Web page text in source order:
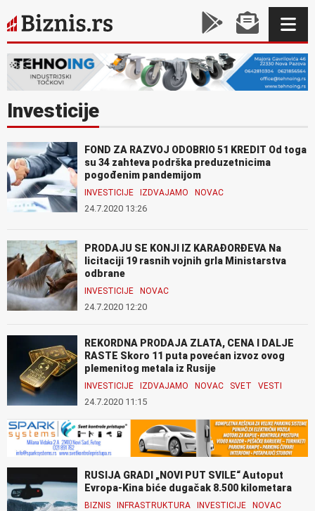
Investicije
FOND ZA RAZVOJ ODOBRIO 51 KREDIT Od toga
su 34 zahteva podrška preduzetnicima
pogođenim pandemijom
INVESTICIJE IZDVAJAMO NOVAC
24.7.2020 13:26
PRODAJU SE KONJI IZ KARAĐORĐEVA Na
licitaciji 19 rasnih vojnih grla Ministarstva
odbrane
INVESTICIJE NOVAC
24.7.2020 12:20
REKORDNA PRODAJA ZLATA, CENA I DALJE
RASTE Skoro 11 puta povećan izvoz ovog
plemenitog metala iz Rusije
INVESTICIJE IZDVAJAMO NOVAC SVET VESTI
24.7.2020 11:15
RUSIJA GRADI „NOVI PUT SVILE“ Autoput
Evropa-Kina biće dugačak 8.500 kilometara
BIZNIS INFRASTRUKTURA INVESTICIJE
NOVAC